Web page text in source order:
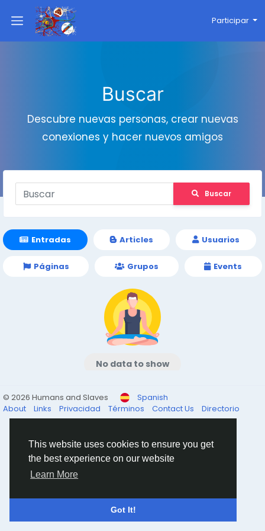
This website uses cookies to ensure you get
the best experience on our website
Learn More
Got It!
Participar
Buscar
Descubre nuevas personas, crear nuevas
conexiones y hacer nuevos amigos
Buscar
Entradas Articles Usuarios
Páginas Grupos Events
No data to show
© 2026 Humans and Slaves
Spanish
About
Links Privacidad Términos Contact Us Directorio